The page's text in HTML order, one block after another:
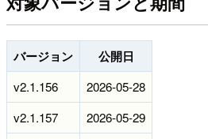
バージョン 公開日
v2.1.156
2026-05-28
v2.1.157
2026-05-29